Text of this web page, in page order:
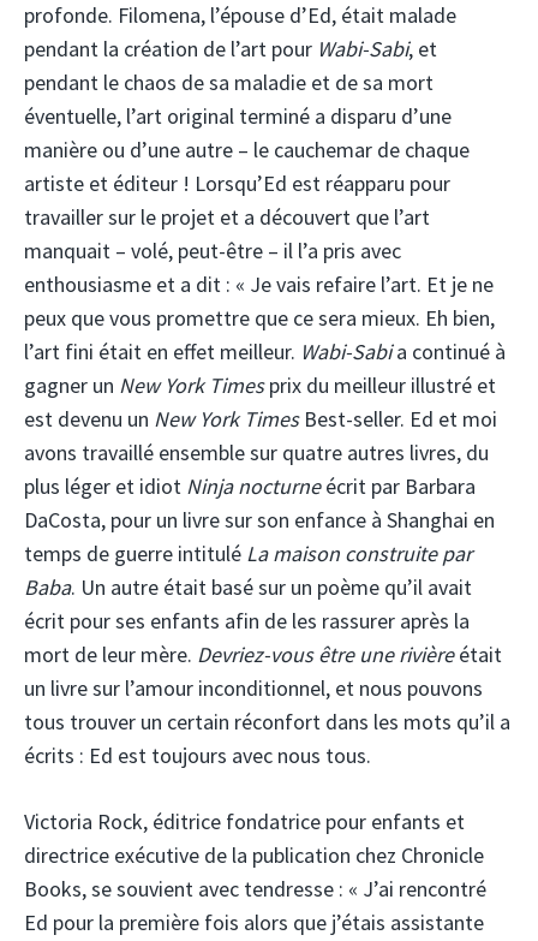
profonde. Filomena, l’épouse d’Ed, était malade
pendant la création de l’art pour Wabi-Sabi, et
pendant le chaos de sa maladie et de sa mort
éventuelle, l’art original terminé a disparu d’une
manière ou d’une autre – le cauchemar de chaque
artiste et éditeur ! Lorsqu’Ed est réapparu pour
travailler sur le projet et a découvert que l’art
manquait – volé, peut-être – il l’a pris avec
enthousiasme et a dit : « Je vais refaire l’art. Et je ne
peux que vous promettre que ce sera mieux. Eh bien,
l’art fini était en effet meilleur. Wabi-Sabia continué à
gagner un New York Timesprix du meilleur illustré et
est devenu un New York TimesBest-seller. Ed et moi
avons travaillé ensemble sur quatre autres livres, du
plus léger et idiot Ninja nocturneécrit par Barbara
DaCosta, pour un livre sur son enfance à Shanghai en
temps de guerre intitulé La maison construite par
Baba. Un autre était basé sur un poème qu’il avait
écrit pour ses enfants afin de les rassurer après la
mort de leur mère. Devriez-vous être une rivièreétait
un livre sur l’amour inconditionnel, et nous pouvons
tous trouver un certain réconfort dans les mots qu’il a
écrits : Ed est toujours avec nous tous.
Victoria Rock, éditrice fondatrice pour enfants et
directrice exécutive de la publication chez Chronicle
Books, se souvient avec tendresse : « J’ai rencontré
Ed pour la première fois alors que j’étais assistante